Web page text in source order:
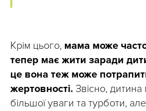
Крім цього, мама може
тепер має жити заради
це вона теж може
жертовності. Звісно,
більшої уваги та турботи,